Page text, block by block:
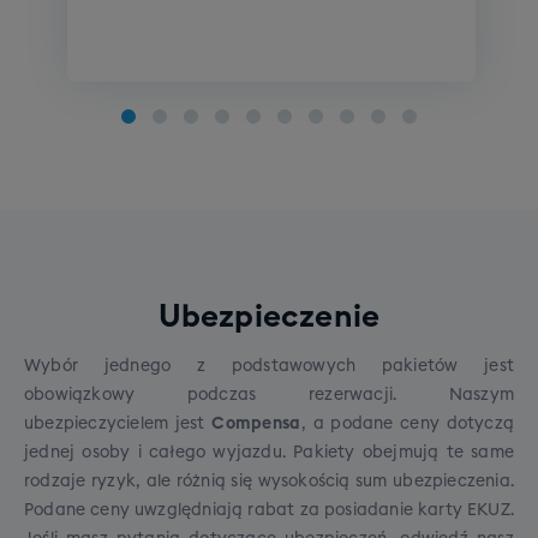
Poziom zaawansowany
Szkolenie SNB grupowe (dorośli)
Cena grupowego szkolenia snowboardowego to
indywidualnym szkoleniu narciarskim lub
zaawansowania. Szkolenie prowadzone przez
polskojęzycznych,licencjonowanych instruktorów
z wieloletnim doświadczeniem w jeździe. Szkolenia
odbywają się w kurorcie podstawowym.Cena:
1000zł.
Ubezpieczenie
Wybór jednego z podstawowych pakietów jest
obowiązkowy podczas rezerwacji. Naszym
ubezpieczycielem jestCompensa , a podane ceny dotyczą
jednej osoby i całego wyjazdu. Pakiety obejmują te same
rodzaje ryzyk, ale różnią się wysokością sum ubezpieczenia.
Podane ceny uwzględniają rabat za posiadanie karty EKUZ.